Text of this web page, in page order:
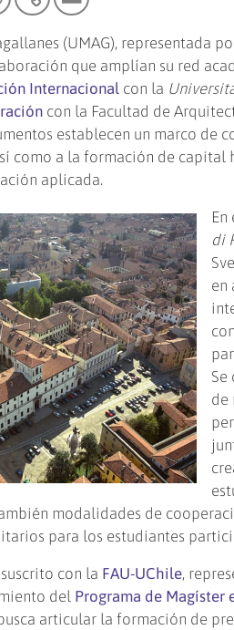
(UMAG), representada
que amplían su red
Internacional con la
con la Facultad de
establecen un marco
como a la formación de capital
aplicada.
di
en
Se
de
modalidades de
para los estudiantes
con la FAU-UChile,
del Programa de Magíster
articular la formación de